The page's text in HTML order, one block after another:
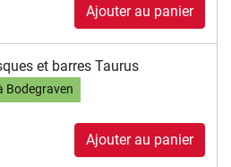
Ajouter au panier
et barres Taurus
Bodegraven
Ajouter au panier